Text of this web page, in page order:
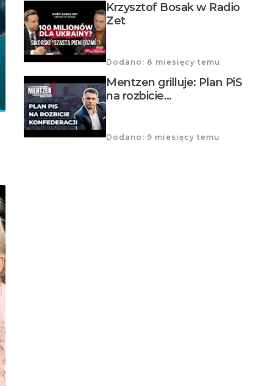
Krzysztof Bosak w Radio
Zet
Dodano: 8 miesięcy temu
Mentzen grilluje: Plan PiS
na rozbicie…
Dodano: 9 miesięcy temu